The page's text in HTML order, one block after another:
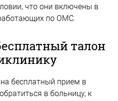
что они включены в
по ОМС.
талон
бесплатный прием в
в больницу, к